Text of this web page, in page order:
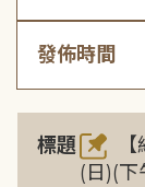
發佈時間
標題
(日)(下